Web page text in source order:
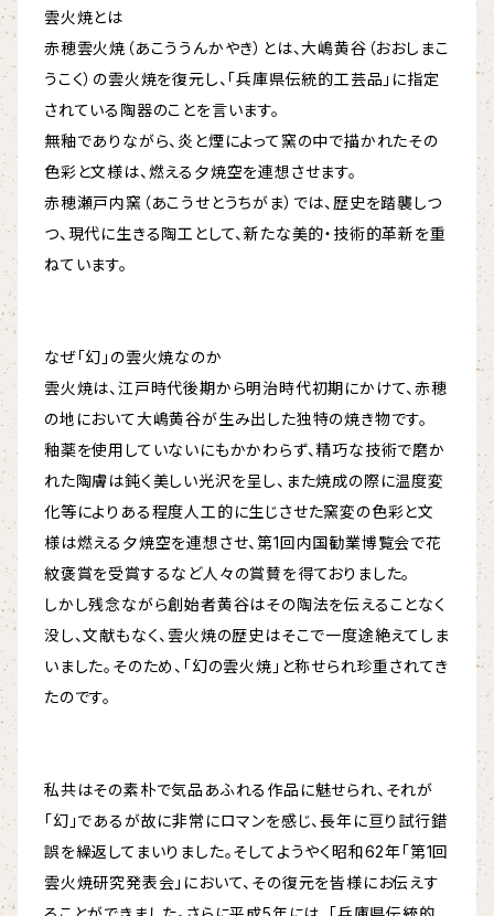
雲火焼とは
赤穂雲火焼（あこううんかやき）とは、大嶋黄谷（おおしまこ
うこく）の雲火焼を復元し、「兵庫県伝統的工芸品」に指定
されている陶器のことを言います。
無釉でありながら、炎と煙によって窯の中で描かれたその
色彩と文様は、燃える夕焼空を連想させます。
赤穂瀬戸内窯（あこうせとうちがま）では、歴史を踏襲しつ
つ、現代に生きる陶工として、新たな美的・技術的革新を重
ねています。
なぜ「幻」の雲火焼なのか
雲火焼は、江戸時代後期から明治時代初期にかけて、赤穂
の地において大嶋黄谷が生み出した独特の焼き物です。
釉薬を使用していないにもかかわらず、精巧な技術で磨か
れた陶膚は鈍く美しい光沢を呈し、また焼成の際に温度変
化等によりある程度人工的に生じさせた窯変の色彩と文
様は燃える夕焼空を連想させ、第1回内国勧業博覧会で花
紋褒賞を受賞するなど人々の賞賛を得ておりました。
しかし残念ながら創始者黄谷はその陶法を伝えることなく
没し、文献もなく、雲火焼の歴史はそこで一度途絶えてしま
いました。そのため、「幻の雲火焼」と称せられ珍重されてき
たのです。
私共はその素朴で気品あふれる作品に魅せられ、それが
「幻」であるが故に非常にロマンを感じ、長年に亘り試行錯
誤を繰返してまいりました。そしてようやく昭和62年「第1回
雲火焼研究発表会」において、その復元を皆様にお伝えす